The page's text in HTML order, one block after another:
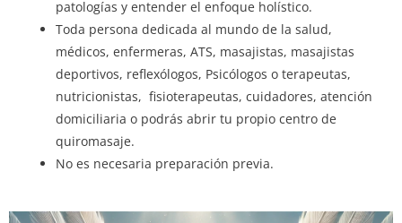
patologías y entender el enfoque holístico.
Toda persona dedicada al mundo de la salud,
médicos, enfermeras, ATS, masajistas, masajistas
deportivos, reflexólogos, Psicólogos o terapeutas,
nutricionistas, fisioterapeutas, cuidadores, atención
domiciliaria o podrás abrir tu propio centro de
quiromasaje.
No es necesaria preparación previa.